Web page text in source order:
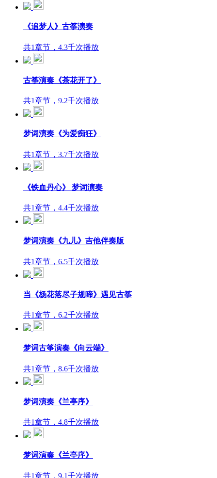
《追梦人》古筝演奏
共1章节，4.3千次播放
古筝演奏《茶花开了》
共1章节，9.2千次播放
梦词演奏《为爱痴狂》
共1章节，3.7千次播放
《铁血丹心》 梦词演奏
共1章节，4.4千次播放
梦词演奏《九儿》吉他伴奏版
共1章节，6.5千次播放
当《杨花落尽子规啼》遇见古筝
共1章节，6.2千次播放
梦词古筝演奏《向云端》
共1章节，8.6千次播放
梦词演奏《兰亭序》
共1章节，4.8千次播放
梦词演奏《兰亭序》
共1章节，9.1千次播放